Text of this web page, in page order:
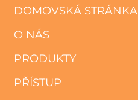
DOMOVSKÁ STRÁNKA
O NÁS
PRODUKTY
PŘÍSTUP